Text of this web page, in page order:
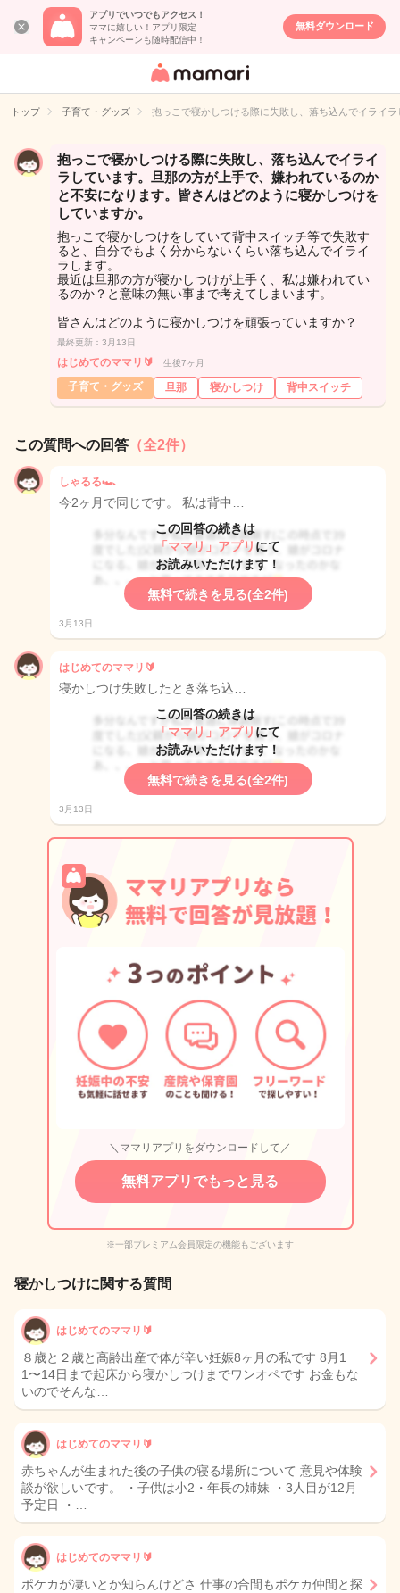
アプリでいつでもアクセス！
ママに嬉しい！アプリ限定
キャンペーンも随時配信中！
無料ダウンロード
女性専用匿名QA
イト
トップ 子育て・グッズ 抱っこで寝かしつける際に失敗し、落ち込んでイライ
抱っこで寝かしつける際に失敗し、落ち込んでイライ
ラしています。旦那の方が上手で、嫌われているのか
と不安になります。皆さんはどのように寝かしつけを
していますか。
抱っこで寝かしつけをしていて背中スイッチ等で失敗す
ると、自分でもよく分からないくらい落ち込んでイライ
ラします。
最近は旦那の方が寝かしつけが上手く、私は嫌われてい
るのか？と意味の無い事まで考えてしまいます。
皆さんはどのように寝かしつけを頑張っていますか？
最終更新：3月13日
はじめてのママリ🔰 生後7ヶ月
子育て・グッズ 旦那 寝かしつけ 背中スイッチ
この質問への回答 （全2件）
しゃるる🏎
今2ヶ月で同じです。 私は背中…
この回答の続きは
「ママリ」アプリ にて
お読みいただけます！
無料で続きを見る(全2件)
3月13日
はじめてのママリ🔰
寝かしつけ失敗したとき落ち込…
この回答の続きは
「ママリ」アプリ にて
お読みいただけます！
無料で続きを見る(全2件)
3月13日
＼ママリアプリをダウンロードして／
無料アプリでもっと見る
※一部プレミアム会員限定の機能もございます
寝かしつけに関する質問
はじめてのママリ🔰
８歳と２歳と高齢出産で体が辛い妊娠8ヶ月の私です 8月1
1〜14日まで起床から寝かしつけまでワンオペです お金もな
いのでそんな…
はじめてのママリ🔰
赤ちゃんが生まれた後の子供の寝る場所について 意見や体験
談が欲しいです。 ・子供は小2・年長の姉妹 ・3人目が12月
予定日 ・…
はじめてのママリ🔰
ポケカが凄いとか知らんけどさ 仕事の合間もポケカ仲間と探